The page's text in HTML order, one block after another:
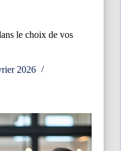
le choix de vos
2026